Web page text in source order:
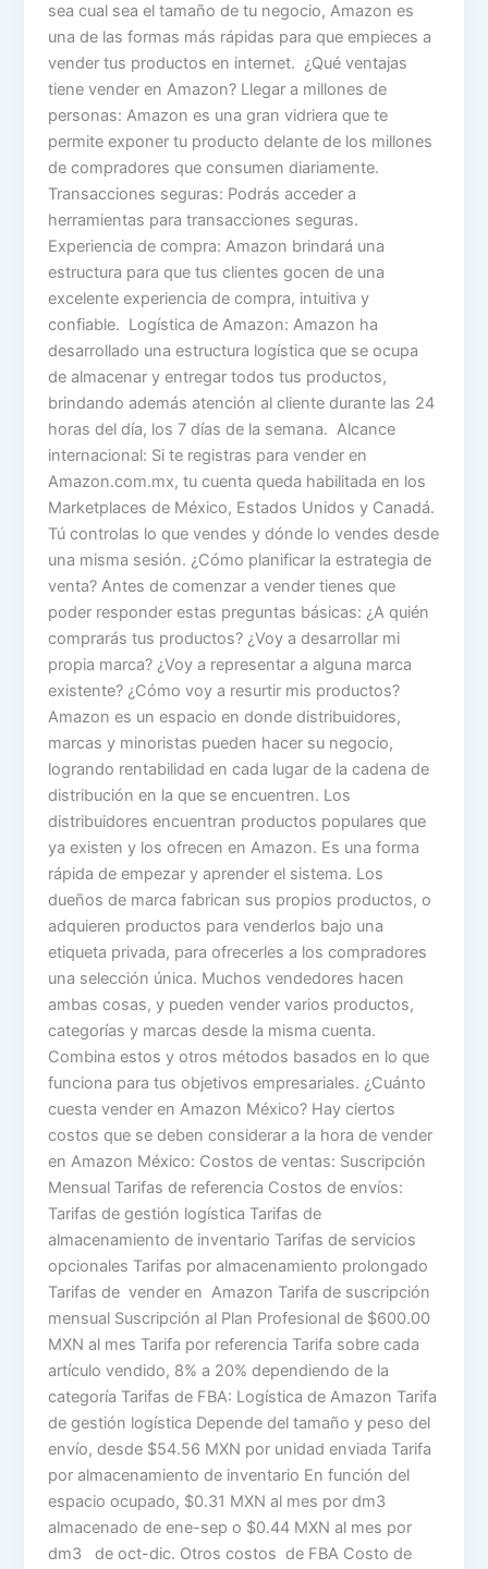
sea cual sea el tamaño de tu negocio, Amazon es
una de las formas más rápidas para que empieces a
vender tus productos en internet. ¿Qué ventajas
tiene vender en Amazon? Llegar a millones de
personas: Amazon es una gran vidriera que te
permite exponer tu producto delante de los millones
de compradores que consumen diariamente.
Transacciones seguras: Podrás acceder a
herramientas para transacciones seguras.
Experiencia de compra: Amazon brindará una
estructura para que tus clientes gocen de una
excelente experiencia de compra, intuitiva y
confiable. Logística de Amazon: Amazon ha
desarrollado una estructura logística que se ocupa
de almacenar y entregar todos tus productos,
brindando además atención al cliente durante las 24
horas del día, los 7 días de la semana. Alcance
internacional: Si te registras para vender en
Amazon.com.mx, tu cuenta queda habilitada en los
Marketplaces de México, Estados Unidos y Canadá.
Tú controlas lo que vendes y dónde lo vendes desde
una misma sesión. ¿Cómo planificar la estrategia de
venta? Antes de comenzar a vender tienes que
poder responder estas preguntas básicas: ¿A quién
comprarás tus productos? ¿Voy a desarrollar mi
propia marca? ¿Voy a representar a alguna marca
existente? ¿Cómo voy a resurtir mis productos?
Amazon es un espacio en donde distribuidores,
marcas y minoristas pueden hacer su negocio,
logrando rentabilidad en cada lugar de la cadena de
distribución en la que se encuentren. Los
distribuidores encuentran productos populares que
ya existen y los ofrecen en Amazon. Es una forma
rápida de empezar y aprender el sistema. Los
dueños de marca fabrican sus propios productos, o
adquieren productos para venderlos bajo una
etiqueta privada, para ofrecerles a los compradores
una selección única. Muchos vendedores hacen
ambas cosas, y pueden vender varios productos,
categorías y marcas desde la misma cuenta.
Combina estos y otros métodos basados en lo que
funciona para tus objetivos empresariales. ¿Cuánto
cuesta vender en Amazon México? Hay ciertos
costos que se deben considerar a la hora de vender
en Amazon México: Costos de ventas: Suscripción
Mensual Tarifas de referencia Costos de envíos:
Tarifas de gestión logística Tarifas de
almacenamiento de inventario Tarifas de servicios
opcionales Tarifas por almacenamiento prolongado
Tarifas de vender en Amazon Tarifa de suscripción
mensual Suscripción al Plan Profesional de $600.00
MXN al mes Tarifa por referencia Tarifa sobre cada
artículo vendido, 8% a 20% dependiendo de la
categoría Tarifas de FBA: Logística de Amazon Tarifa
de gestión logística Depende del tamaño y peso del
envío, desde $54.56 MXN por unidad enviada Tarifa
por almacenamiento de inventario En función del
espacio ocupado, $0.31 MXN al mes por dm3
almacenado de ene-sep o $0.44 MXN al mes por
dm3 de oct-dic. Otros costos de FBA Costo de